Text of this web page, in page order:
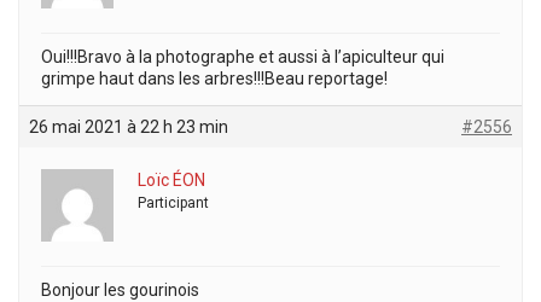
Oui!!!Bravo à la photographe et aussi à l’apiculteur qui
grimpe haut dans les arbres!!!Beau reportage!
26 mai 2021 à 22 h 23 min #2556
Loïc ÉON
Participant
Bonjour les gourinois